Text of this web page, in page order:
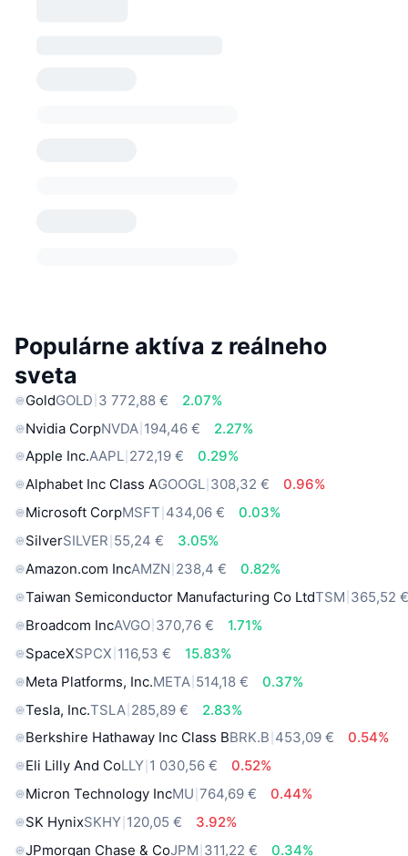
Populárne aktíva z reálneho
sveta
GoldGOLD 3 772,88 €
2.07%
Nvidia CorpNVDA 194,46 €
2.27%
Apple Inc.AAPL 272,19 €
0.29%
Alphabet Inc Class AGOOGL 308,32 €
0.96%
Microsoft CorpMSFT 434,06 €
0.03%
SilverSILVER 55,24 €
3.05%
Amazon.com IncAMZN 238,4 €
0.82%
Taiwan Semiconductor Manufacturing Co LtdTSM 365,52
Broadcom IncAVGO 370,76 €
1.71%
SpaceXSPCX 116,53 €
15.83%
Meta Platforms, Inc.META 514,18 €
0.37%
Tesla, Inc.TSLA 285,89 €
2.83%
Berkshire Hathaway Inc Class BBRK.B 453,09 €
0.54%
Eli Lilly And CoLLY 1 030,56 €
0.52%
Micron Technology IncMU 764,69 €
0.44%
SK HynixSKHY 120,05 €
3.92%
JPmorgan Chase & CoJPM 311,22 €
0.34%